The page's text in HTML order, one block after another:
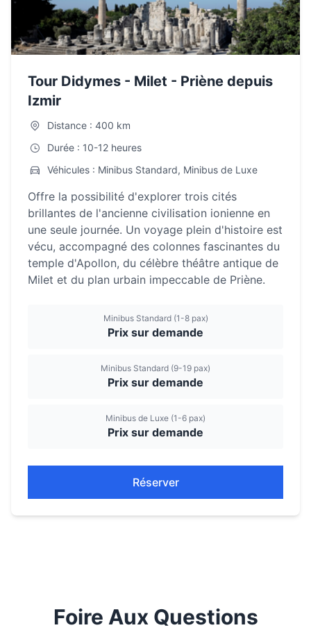
Tour Didymes - Milet - Priène depuis
Izmir
Distance : 400 km
Durée : 10-12 heures
Véhicules : Minibus Standard, Minibus de Luxe
Offre la possibilité d'explorer trois cités
brillantes de l'ancienne civilisation ionienne en
une seule journée. Un voyage plein d'histoire est
vécu, accompagné des colonnes fascinantes du
temple d'Apollon, du célèbre théâtre antique de
Milet et du plan urbain impeccable de Priène.
Minibus Standard (1-8 pax)
Prix sur demande
Minibus Standard (9-19 pax)
Prix sur demande
Minibus de Luxe (1-6 pax)
Prix sur demande
Réserver
Foire Aux Questions